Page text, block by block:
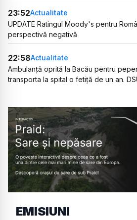
23:52Actualitate
UPDATE Ratingul Moody's pentru
perspectivă negativă
22:58Actualitate
Ambulanță oprită la Bacău pentru
transporta la spital o fetiță de un an.
EMISIUNI